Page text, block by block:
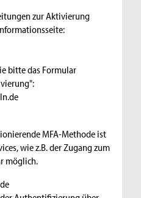
zur Aktivierung
bitte das Formular
MFA-Methode ist
wie z.B. der Zugang zum
möglich.